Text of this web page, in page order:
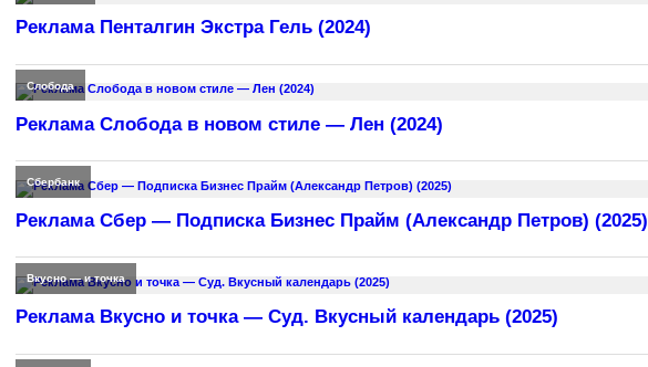
Реклама Пенталгин Экстра Гель (2024)
Слобода
Реклама Слобода в новом стиле — Лен (2024)
Сбербанк
Реклама Сбер — Подписка Бизнес Прайм (Александр Петров) (2025)
Вкусно — и точка
Реклама Вкусно и точка — Суд. Вкусный календарь (2025)